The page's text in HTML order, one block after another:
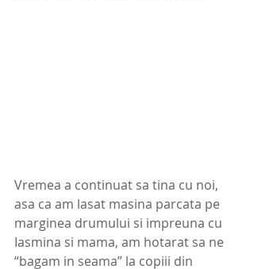
Vremea a continuat sa tina cu noi,
asa ca am lasat masina parcata pe
marginea drumului si impreuna cu
Iasmina si mama, am hotarat sa ne
“bagam in seama” la copiii din